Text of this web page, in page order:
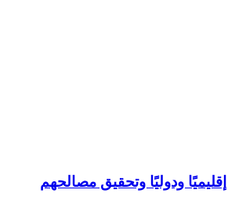
ودوليًا وتحقيق مصالحهم